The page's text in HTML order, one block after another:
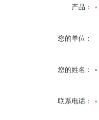
产品：
您的单位：
您的姓名：
联系电话：